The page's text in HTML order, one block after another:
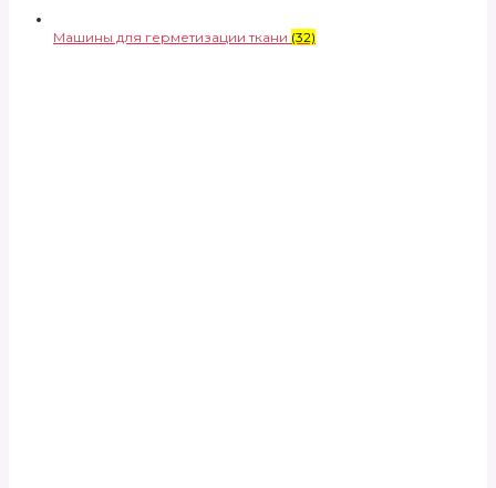
Машины для герметизации ткани (32)